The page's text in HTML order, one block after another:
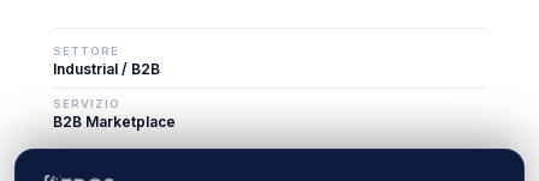
SETTORE
Industrial / B2B
SERVIZIO
B2B Marketplace